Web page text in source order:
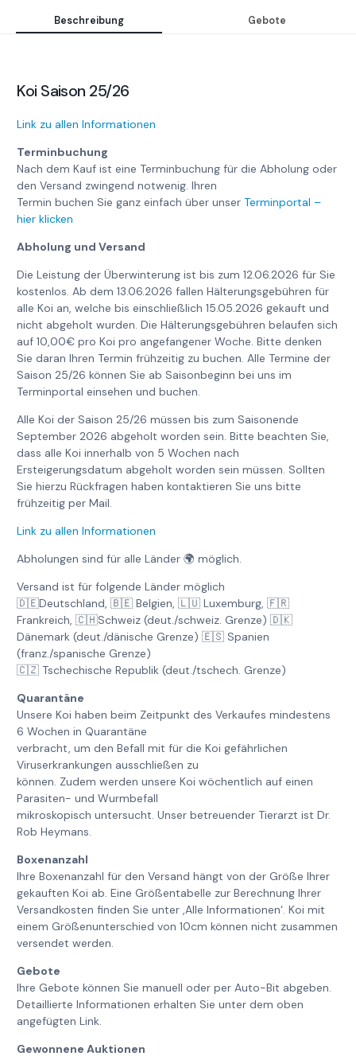
Beschreibung Gebote
Koi Saison 25/26
Link zu allen Informationen
Terminbuchung
Nach dem Kauf ist eine Terminbuchung für die Abholung oder
den Versand zwingend notwenig. Ihren
Termin buchen Sie ganz einfach über unserTerminportal –
hier klicken
Abholung und Versand
Die Leistung der Überwinterung ist bis zum 12.06.2026 für Sie
kostenlos. Ab dem 13.06.2026 fallen Hälterungsgebühren für
alle Koi an, welche bis einschließlich 15.05.2026 gekauft und
nicht abgeholt wurden. Die Hälterungsgebühren belaufen sich
auf 10,00€ pro Koi pro angefangener Woche. Bitte denken
Sie daran Ihren Termin frühzeitig zu buchen. Alle Termine der
Saison 25/26 können Sie ab Saisonbeginn bei uns im
Terminportal einsehen und buchen.
Alle Koi der Saison 25/26 müssen bis zum Saisonende
September 2026 abgeholt worden sein. Bitte beachten Sie,
dass alle Koi innerhalb von 5 Wochen nach
Ersteigerungsdatum abgeholt worden sein müssen. Sollten
Sie hierzu Rückfragen haben kontaktieren Sie uns bitte
frühzeitig per Mail.
Link zu allen Informationen
Abholungen sind für alle Länder 🌍 möglich.
Versand ist für folgende Länder möglich
🇩🇪Deutschland, 🇧🇪 Belgien, 🇱🇺 Luxemburg, 🇫🇷
Frankreich, 🇨🇭Schweiz (deut./schweiz. Grenze) 🇩🇰
Dänemark (deut./dänische Grenze) 🇪🇸 Spanien
(franz./spanische Grenze)
🇨🇿 Tschechische Republik (deut./tschech. Grenze)
Quarantäne
Unsere Koi haben beim Zeitpunkt des Verkaufes mindestens
6 Wochen in Quarantäne
verbracht, um den Befall mit für die Koi gefährlichen
Viruserkrankungen ausschließen zu
können. Zudem werden unsere Koi wöchentlich auf einen
Parasiten- und Wurmbefall
mikroskopisch untersucht. Unser betreuender Tierarzt ist Dr.
Rob Heymans.
Boxenanzahl
Ihre Boxenanzahl für den Versand hängt von der Größe Ihrer
gekauften Koi ab. Eine Größentabelle zur Berechnung Ihrer
Versandkosten finden Sie unter ‚Alle Informationen‘. Koi mit
einem Größenunterschied von 10cm können nicht zusammen
versendet werden.
Gebote
Ihre Gebote können Sie manuell oder per Auto-Bit abgeben.
Detaillierte Informationen erhalten Sie unter dem oben
angefügten Link.
Gewonnene Auktionen